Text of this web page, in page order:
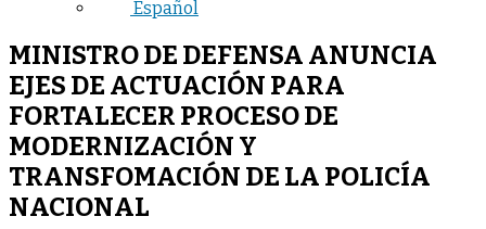
Español
MINISTRO DE DEFENSA ANUNCIA
EJES DE ACTUACIÓN PARA
FORTALECER PROCESO DE
MODERNIZACIÓN Y
TRANSFOMACIÓN DE LA POLICÍA
NACIONAL